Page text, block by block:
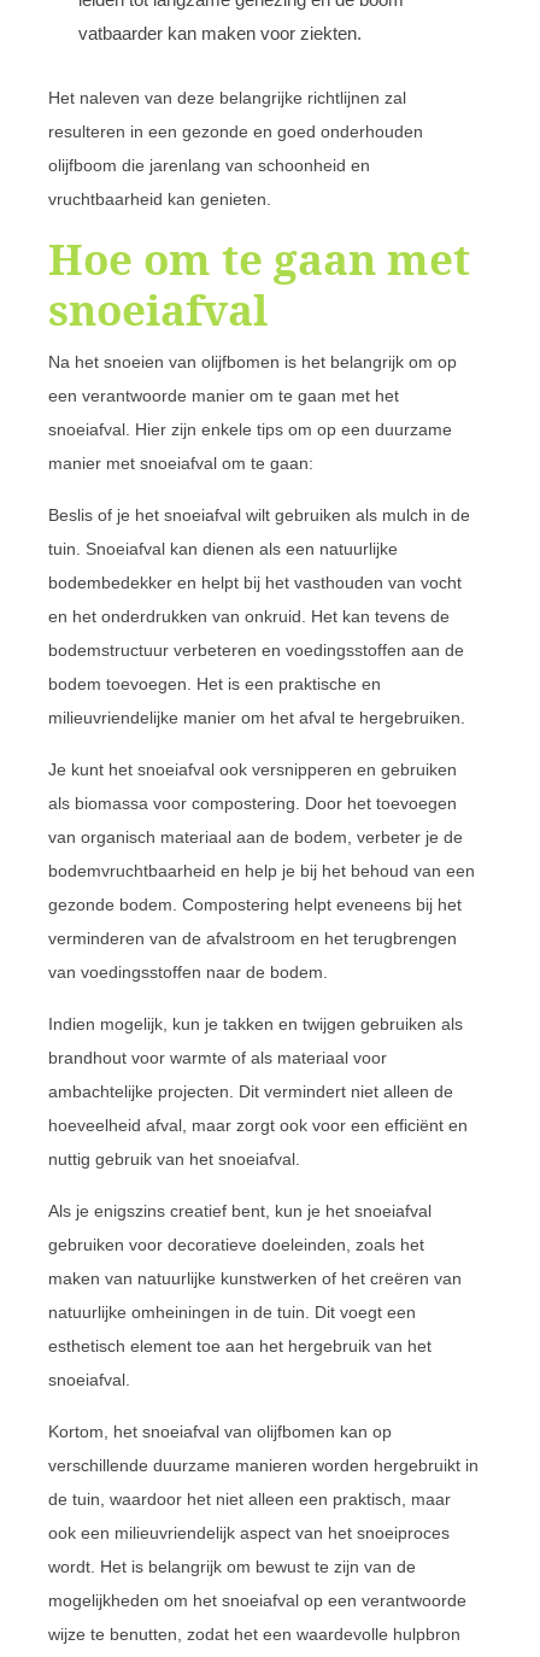
vatbaarder kan maken voor ziekten.
Het naleven van deze belangrijke richtlijnen zal
resulteren in een gezonde en goed onderhouden
olijfboom die jarenlang van schoonheid en
vruchtbaarheid kan genieten.
Hoe om te gaan met
snoeiafval
Na het snoeien van olijfbomen is het belangrijk om op
een verantwoorde manier om te gaan met het
snoeiafval. Hier zijn enkele tips om op een duurzame
manier met snoeiafval om te gaan:
Beslis of je het snoeiafval wilt gebruiken als mulch in de
tuin. Snoeiafval kan dienen als een natuurlijke
bodembedekker en helpt bij het vasthouden van vocht
en het onderdrukken van onkruid. Het kan tevens de
bodemstructuur verbeteren en voedingsstoffen aan de
bodem toevoegen. Het is een praktische en
milieuvriendelijke manier om het afval te hergebruiken.
Je kunt het snoeiafval ook versnipperen en gebruiken
als biomassa voor compostering. Door het toevoegen
van organisch materiaal aan de bodem, verbeter je de
bodemvruchtbaarheid en help je bij het behoud van een
gezonde bodem. Compostering helpt eveneens bij het
verminderen van de afvalstroom en het terugbrengen
van voedingsstoffen naar de bodem.
Indien mogelijk, kun je takken en twijgen gebruiken als
brandhout voor warmte of als materiaal voor
ambachtelijke projecten. Dit vermindert niet alleen de
hoeveelheid afval, maar zorgt ook voor een efficiënt en
nuttig gebruik van het snoeiafval.
Als je enigszins creatief bent, kun je het snoeiafval
gebruiken voor decoratieve doeleinden, zoals het
maken van natuurlijke kunstwerken of het creëren van
natuurlijke omheiningen in de tuin. Dit voegt een
esthetisch element toe aan het hergebruik van het
snoeiafval.
Kortom, het snoeiafval van olijfbomen kan op
verschillende duurzame manieren worden hergebruikt in
de tuin, waardoor het niet alleen een praktisch, maar
ook een milieuvriendelijk aspect van het snoeiproces
wordt. Het is belangrijk om bewust te zijn van de
mogelijkheden om het snoeiafval op een verantwoorde
wijze te benutten, zodat het een waardevolle hulpbron